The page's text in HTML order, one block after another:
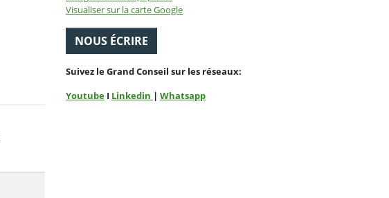
Visualiser sur la carte Google
NOUS ÉCRIRE
Suivez le Grand Conseil sur les réseaux:
Youtube I Linkedin | Whatsapp